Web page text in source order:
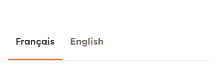
Français English